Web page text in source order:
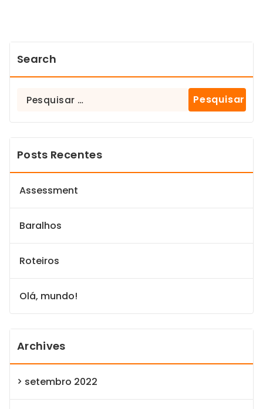
Search
Posts Recentes
Assessment
Baralhos
Roteiros
Olá, mundo!
Archives
setembro 2022